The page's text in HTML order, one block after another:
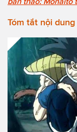
Tóm tắt nội